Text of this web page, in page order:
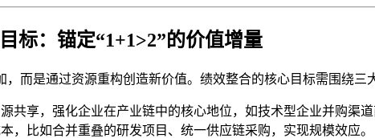
标：锚定“1+1>2”的价值增量
而是通过资源重构创造新价值。绩效整合的核心目标需围绕三
共享，强化企业在产业链中的核心地位，如技术型企业并购渠道
，比如合并重叠的研发项目、统一供应链采购，实现规模效应。